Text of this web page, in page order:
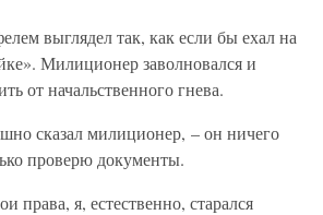
выглядел так, как если бы ехал на
Милиционер заволновался и
от начальственного гнева.
сказал милиционер, – он ничего
проверю документы.
права, я, естественно, старался